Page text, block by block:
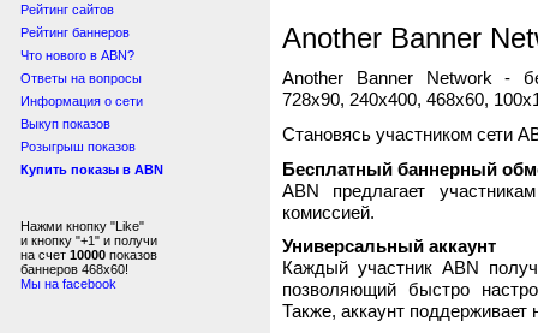
Рейтинг сайтов
Рейтинг баннеров
Что нового в ABN?
Ответы на вопросы
Информация о сети
Выкуп показов
Розыгрыш показов
Купить показы в ABN
Нажми кнопку "Like"
и кнопку "+1" и получи
на счет 10000 показов
баннеров 468x60!
Мы на facebook
Another Banner
Another Banner Network -
728x90, 240x400, 468x60,
Становясь участником сети
Бесплатный баннерный
ABN предлагает
комиссией.
Универсальный аккаунт
Каждый участник ABN
позволяющий быстро
Также, аккаунт поддерживает